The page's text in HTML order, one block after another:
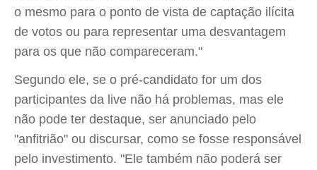
o mesmo para o ponto de vista de captação ilícita
de votos ou para representar uma desvantagem
para os que não compareceram."
Segundo ele, se o pré-candidato for um dos
participantes da live não há problemas, mas ele
não pode ter destaque, ser anunciado pelo
"anfitrião" ou discursar, como se fosse responsável
pelo investimento. "Ele também não poderá ser